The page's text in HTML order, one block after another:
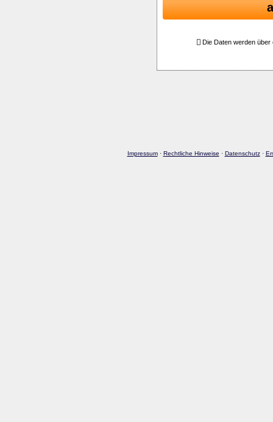
Die Daten werden über
Impressum· Rechtliche Hinweise · Datenschutz·